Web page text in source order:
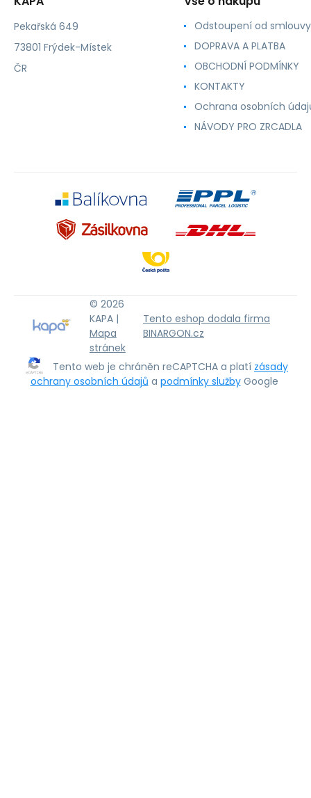
Pekařská 649
73801 Frýdek-Místek
ČR
Odstoupení od smlouvy
DOPRAVA A PLATBA
OBCHODNÍ PODMÍNKY
KONTAKTY
Ochrana osobních
NÁVODY PRO ZRCADLA
© 2026
KAPA |
Mapa
stránek
Tento eshop dodala firma
BINARGON.cz
Tento web je chráněn reCAPTCHA a platí zásady
ochrany osobních údajů a podmínky služby Google